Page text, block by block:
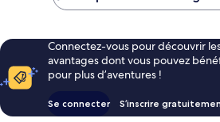
Connectez-vous pour découvrir
avantages dont vous pouvez
pour plus d’aventures !
Se connecter S’inscrire